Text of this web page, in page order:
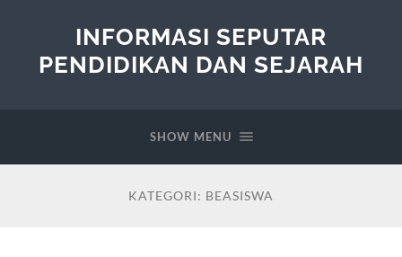
INFORMASI SEPUTAR
PENDIDIKAN DAN SEJARAH
SHOW MENU
KATEGORI: BEASISWA